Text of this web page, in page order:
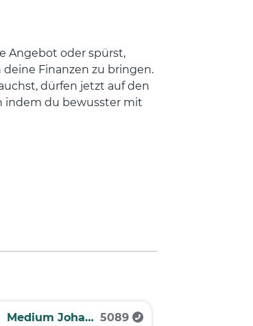
Angebot oder spürst,
Finanzen zu bringen.
dürfen jetzt auf den
indem du bewusster mit
Medium Johannes 5089